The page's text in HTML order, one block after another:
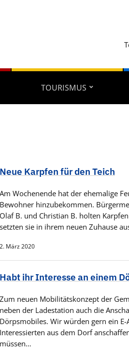
TOURISMUS
Neue Karpfen für den Teich
Am Wochenende hat der ehemalige
Bewohner hinzubekommen.
Olaf B. und Christian B. holten
setzten sie in ihrem neuen Zuhause
2. März 2020
Habt ihr Interesse an einem
Zum neuen Mobilitätskonzept der
neben der Ladestation auch die
Dörpsmobiles. Wir würden gern ein
Interessierten aus dem Dorf
müssen…